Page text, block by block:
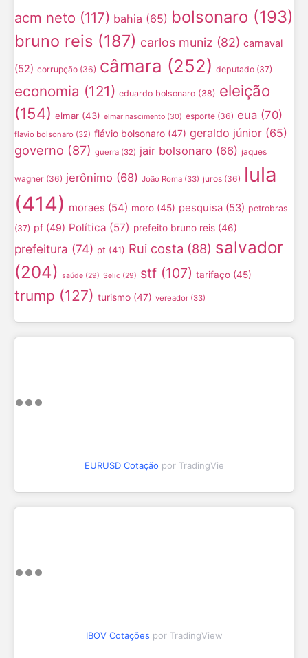
acm neto (117) bahia (65) bolsonaro (193)
bruno reis (187) carlos muniz (82) carnaval
(52) corrupção (36) câmara (252) deputado (37)
economia (121) eduardo bolsonaro (38) eleição
(154) elmar (43) elmar nascimento (30) esporte (36) eua (70)
flavio bolsonaro (32) flávio bolsonaro (47) geraldo júnior (65)
governo (87) guerra (32) jair bolsonaro (66) jaques
wagner (36) jerônimo (68) João Roma (33) juros (36) lula
(414) moraes (54) moro (45) pesquisa (53) petrobras
(37) pf (49) Política (57) prefeito bruno reis (46)
prefeitura (74) pt (41) Rui costa (88) salvador
(204) saúde (29) Selic (29) stf (107) tarifaço (45)
trump (127) turismo (47) vereador (33)
EURUSD Cotação por TradingVie
IBOV Cotações por TradingView